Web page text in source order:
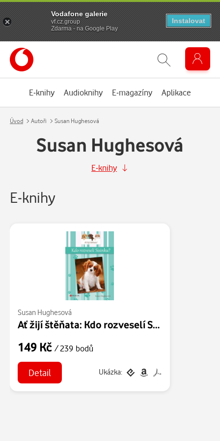
E-knihy Audioknihy E-magazíny Aplikace
Úvod Autoři Susan Hughesová
Susan Hughesová
E-knihy
E-knihy
Susan Hughesová
Ať žijí štěňata: Kdo rozveselí Sisinku?
149 Kč / 239 bodů
Detail Ukázka:
Vodafone galerie
vf.cz.group
Zdarma - na Google Play
Instalovat